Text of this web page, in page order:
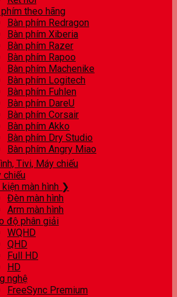
phím theo hãng
Bàn phím Redragon
Bàn phím Xiberia
Bàn phím Razer
Bàn phím Rapoo
Bàn phím Machenike
Bàn phím Logitech
Bàn phím Fuhlen
Bàn phím DareU
Bàn phím Corsair
Bàn phím Akko
Bàn phím Dry Studio
Bàn phím Angry Miao
Tivi, Máy chiếu
chiếu
kiện màn hình ❯
Đèn màn hình
Arm màn hình
độ phân giải
WQHD
QHD
Full HD
HD
nghệ
FreeSync Premium